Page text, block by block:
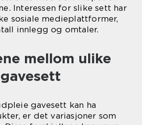
Interessen for slike sett har
sosiale medieplattformer,
innlegg og omtaler.
mellom ulike
gavesett kan ha
er det variasjoner som